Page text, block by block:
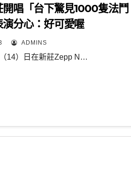
唱「台下驚見1000隻法鬥
分心：好可愛喔
ADMINS
14）日在新莊Zepp N…